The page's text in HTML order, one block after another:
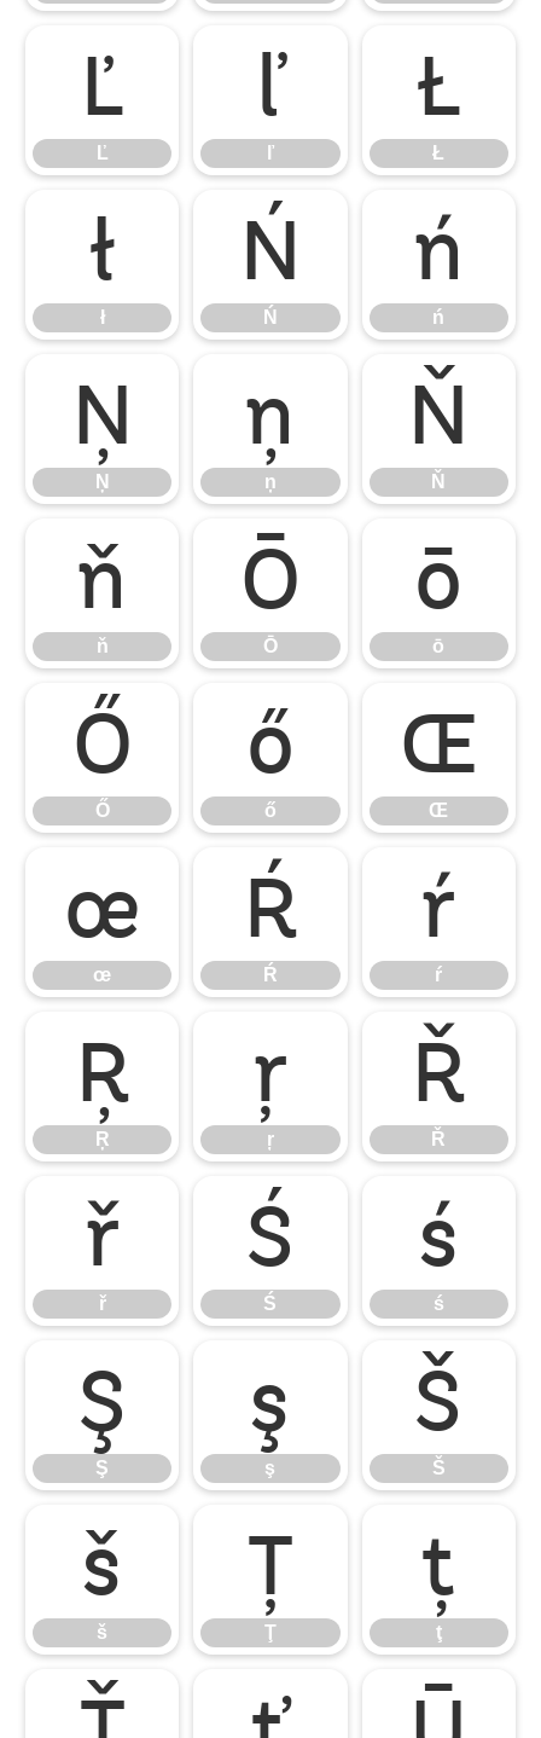
Ľ
Ľ
ľ
ľ
Ł
Ł
ł
ł
Ń
Ń
ń
ń
Ņ
Ņ
ņ
ņ
Ň
Ň
ň
ň
Ō
Ō
ō
ō
Ő
Ő
ő
ő
Œ
Œ
œ
œ
Ŕ
Ŕ
ŕ
ŕ
Ŗ
Ŗ
ŗ
ŗ
Ř
Ř
ř
ř
Ś
Ś
ś
ś
Ş
Ş
ş
ş
Š
Š
š
š
Ţ
Ţ
ţ
ţ